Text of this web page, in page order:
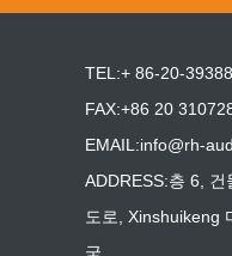
TEL:+ 86-20-
FAX:+86 20
EMAIL:info@rh-
ADDRESS:층 6,
도로, Xinshuikeng